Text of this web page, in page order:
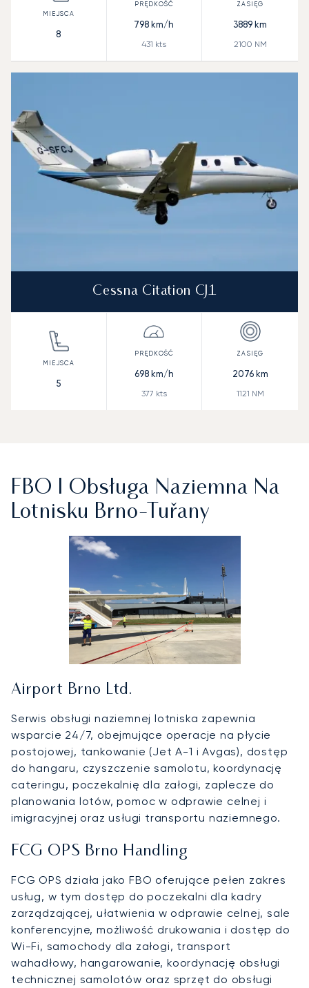
8
798 km/h
431 kts
3889 km
2100 NM
Cessna Citation CJ1
5
698km/h
377 kts
2076km
1121 NM
FBO I Obsługa Naziemna Na
Lotnisku Brno-Tuřany
Airport Brno Ltd.
Serwis obsługi naziemnej lotniska zapewnia
wsparcie 24/7, obejmujące operacje na płycie
postojowej, tankowanie (Jet A-1 i Avgas), dostęp
do hangaru, czyszczenie samolotu, koordynację
cateringu, poczekalnię dla załogi, zaplecze do
planowania lotów, pomoc w odprawie celnej i
imigracyjnej oraz usługi transportu naziemnego.
FCG OPS Brno Handling
FCG OPS działa jako FBO oferujące pełen zakres
usług, w tym dostęp do poczekalni dla kadry
zarządzającej, ułatwienia w odprawie celnej, sale
konferencyjne, możliwość drukowania i dostęp do
Wi-Fi, samochody dla załogi, transport
wahadłowy, hangarowanie, koordynację obsługi
technicznej samolotów oraz sprzęt do obsługi